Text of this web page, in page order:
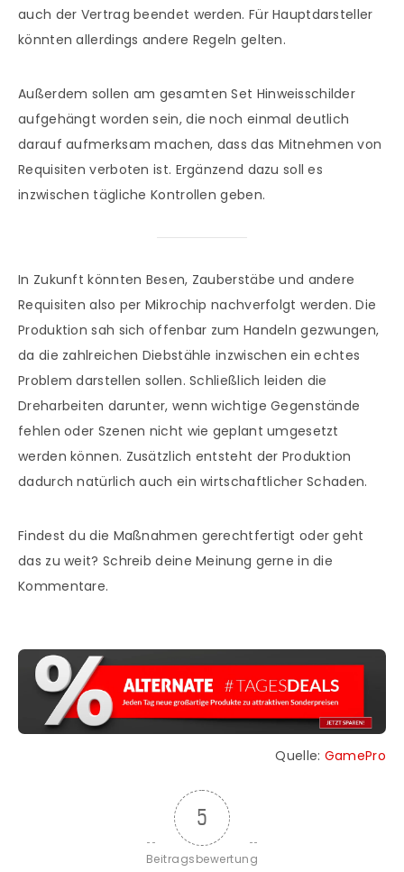
auch der Vertrag beendet werden. Für Hauptdarsteller
könnten allerdings andere Regeln gelten.
Außerdem sollen am gesamten Set Hinweisschilder
aufgehängt worden sein, die noch einmal deutlich
darauf aufmerksam machen, dass das Mitnehmen von
Requisiten verboten ist. Ergänzend dazu soll es
inzwischen tägliche Kontrollen geben.
In Zukunft könnten Besen, Zauberstäbe und andere
Requisiten also per Mikrochip nachverfolgt werden. Die
Produktion sah sich offenbar zum Handeln gezwungen,
da die zahlreichen Diebstähle inzwischen ein echtes
Problem darstellen sollen. Schließlich leiden die
Dreharbeiten darunter, wenn wichtige Gegenstände
fehlen oder Szenen nicht wie geplant umgesetzt
werden können. Zusätzlich entsteht der Produktion
dadurch natürlich auch ein wirtschaftlicher Schaden.
Findest du die Maßnahmen gerechtfertigt oder geht
das zu weit? Schreib deine Meinung gerne in die
Kommentare.
Quelle: GamePro
5
Beitragsbewertung